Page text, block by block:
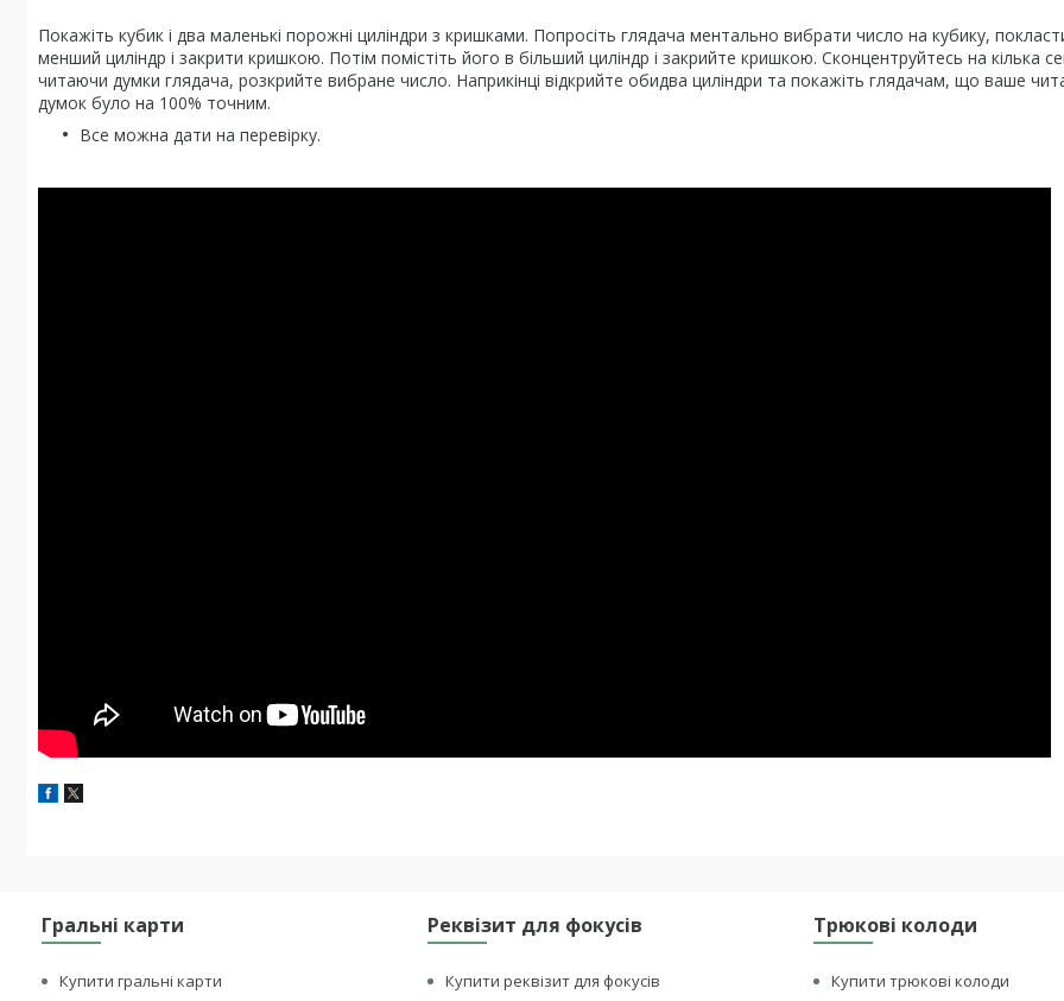
Покажіть кубик і два маленькі порожні циліндри з кришками. Попросіть глядача ментально вибрати число на кубику,
менший циліндр і закрити кришкою. Потім помістіть його в більший циліндр і закрийте кришкою. Сконцентруйтесь на кілька
читаючи думки глядача, розкрийте вибране число. Наприкінці відкрийте обидва циліндри та покажіть глядачам, що ваше
думок було на 100% точним.
Все можна дати на перевірку.
Гральні карти
Купити гральні карти
Реквізит для фокусів
Купити реквізит для фокусів
Трюкові колоди
Купити трюкові колоди